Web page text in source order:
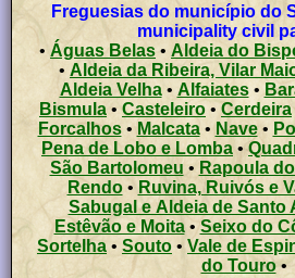
Freguesias do município do
municipality civil
• Águas Belas • Aldeia do
• Aldeia da Ribeira, Vilar
Aldeia Velha • Alfaiates•
Bismula • Casteleiro •Cerdeira
Forcalhos • Malcata• Nave•
Pena de Lobo e Lomba•
São Bartolomeu• Rapoula
Rendo• Ruvina, Ruivós e
Sabugal e Aldeia de Santo
Estêvão e Moita• Seixo do
Sortelha • Souto • Vale de
do Touro•